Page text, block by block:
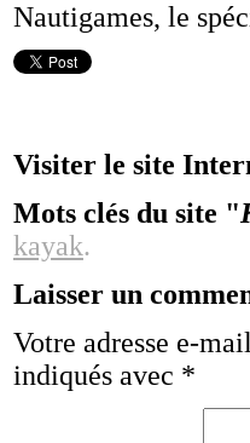
Nautigames, le
Visiter le site
Mots clés du site "
kayak.
Laisser un
Votre adresse e-
indiqués avec *